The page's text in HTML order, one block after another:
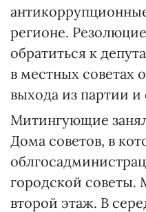
регионе.
обратиться к
в местных советах
выхода из партии
Митингующие
Дома советов, в
городской
второй этаж. В